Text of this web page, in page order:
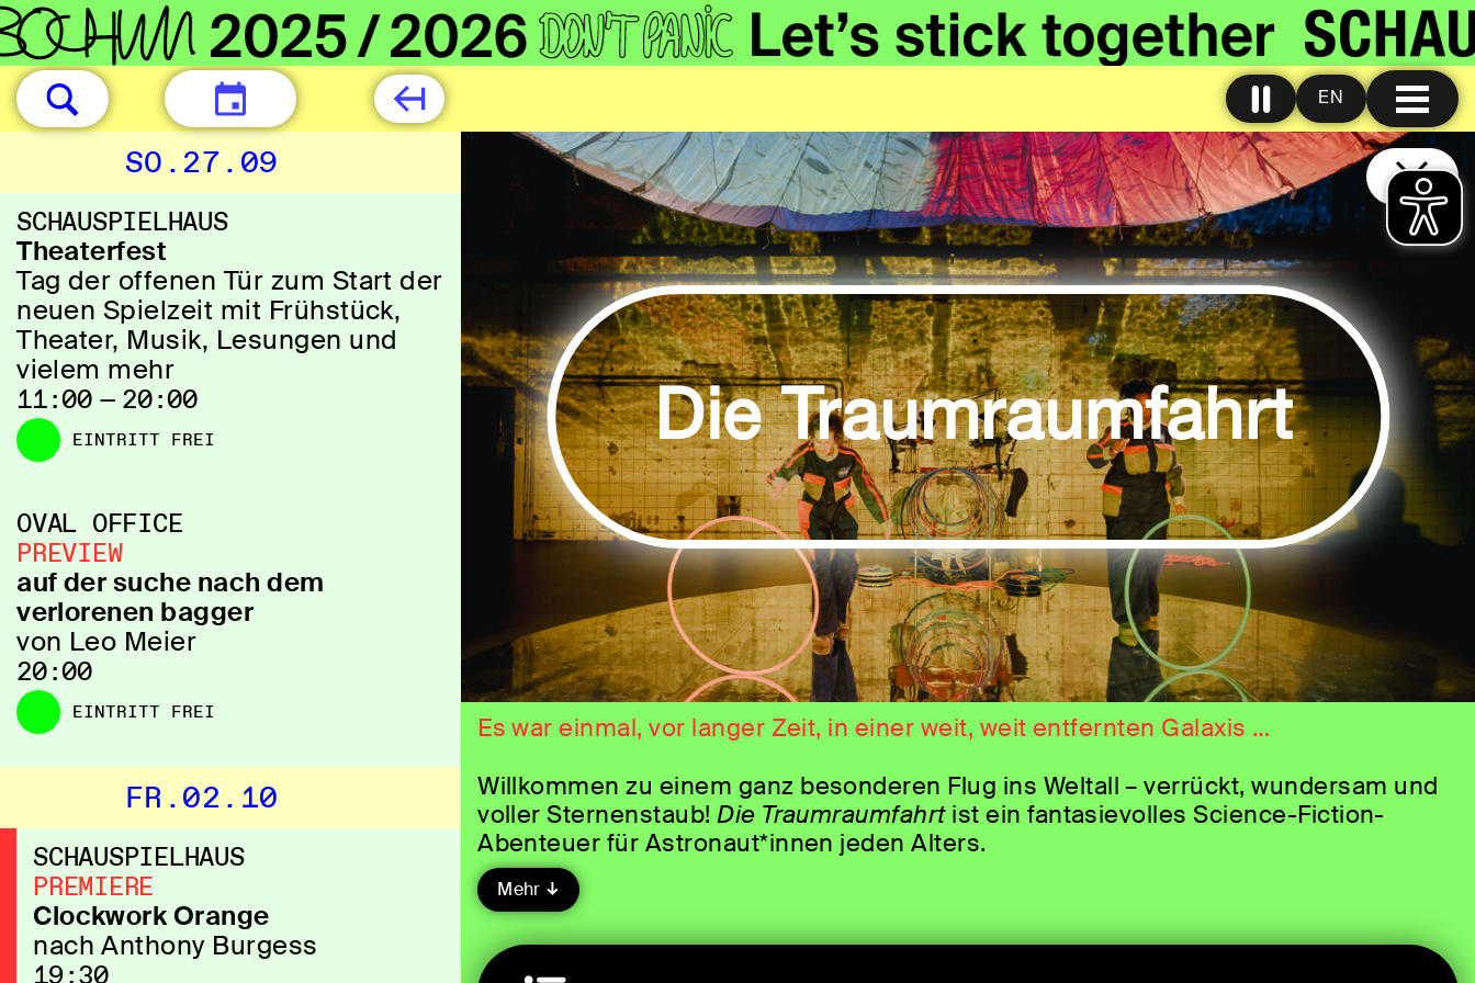
EN
HEUTE
SO.27.09
SCHAUSPIELHAUS
Theaterfest
Tag der offenen Tür zum Start der
neuen Spielzeit mit Frühstück,
Theater, Musik, Lesungen und
vielem mehr
11:00 — 20:00
EINTRITT FREI
OVAL OFFICE
PREVIEW
auf der suche nach dem
verlorenen bagger
von Leo Meier
20:00
EINTRITT FREI
FR.02.10
SCHAUSPIELHAUS
PREMIERE
Clockwork Orange
nach Anthony Burgess
19:30
Die Traumraumfahrt
Es war einmal, vor langer Zeit, in einer weit, weit entfernten Galaxis …
Willkommen zu einem ganz besonderen Flug ins Weltall – verrückt, wundersam und
voller Sternenstaub!Die Traumraumfahrtist ein fantasievolles Science-Fiction-
Abenteuer für Astronaut*innen jeden Alters.
Wir heben mit unserem Raumschiff ab in unentdeckte Sphären voller Musik und
Tanz. Zwischen Miniraketen, funkelnden Sternen und unendlichen Weiten
verschwimmen die Grenzen zwischen Traum und Universum. Ein Musiktheater voller
Mehr